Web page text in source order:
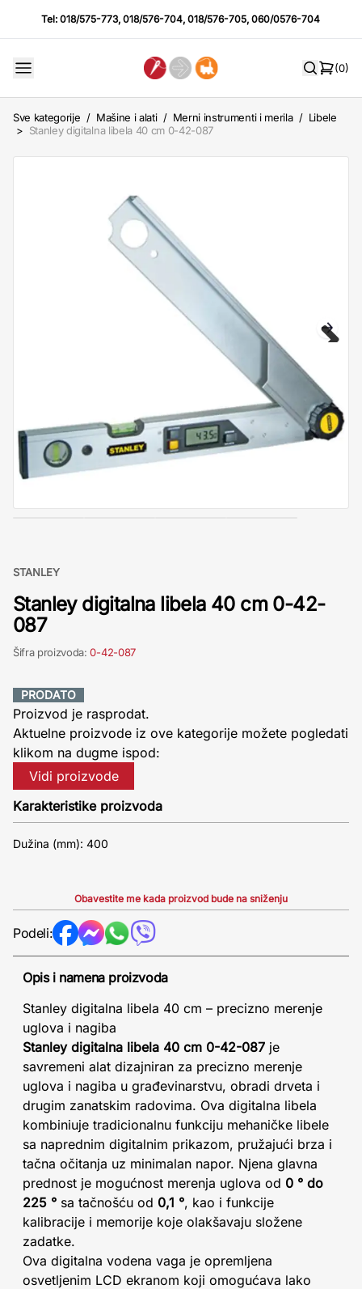
Tel:018/575-773,018/576-704,018/576-705,060/0576-704
(0)
Sve kategorije / Mašine i alati / Merni instrumenti i merila / Libele
> Stanley digitalna libela 40 cm 0-42-087
STANLEY
Stanley digitalna libela 40 cm 0-42-
087
Šifra proizvoda:0-42-087
PRODATO
Proizvod je rasprodat.
Aktuelne proizvode iz ove kategorije možete pogledati
klikom na dugme ispod:
Vidi proizvode
Karakteristike proizvoda
Dužina (mm): 400
Obavestite me kada proizvod bude na sniženju
Podeli:
Opis i namena proizvoda
Stanley digitalna libela 40 cm – precizno merenje
uglova i nagiba
Stanley digitalna libela 40 cm 0-42-087 je
savremeni alat dizajniran za precizno merenje
uglova i nagiba u građevinarstvu, obradi drveta i
drugim zanatskim radovima. Ova digitalna libela
kombiniuje tradicionalnu funkciju mehaničke libele
sa naprednim digitalnim prikazom, pružajući brza i
tačna očitanja uz minimalan napor. Njena glavna
prednost je mogućnost merenja uglova od 0 ° do
225 ° sa tačnošću od 0,1 °, kao i funkcije
kalibracije i memorije koje olakšavaju složene
zadatke.
Ova digitalna vodena vaga je opremljena
osvetljenim LCD ekranom koji omogućava lako